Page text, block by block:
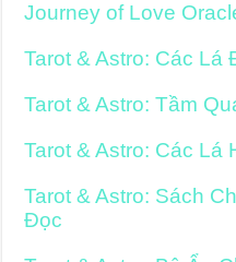
Journey of Love
Tarot & Astro: Các Lá
Tarot & Astro: Tầm
Tarot & Astro: Các Lá
Tarot & Astro: Sách
Đọc